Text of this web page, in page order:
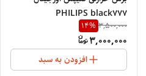
PHILIPS black۷۷۷
3,500,000
14%
3,000,000
افزودن به سبد